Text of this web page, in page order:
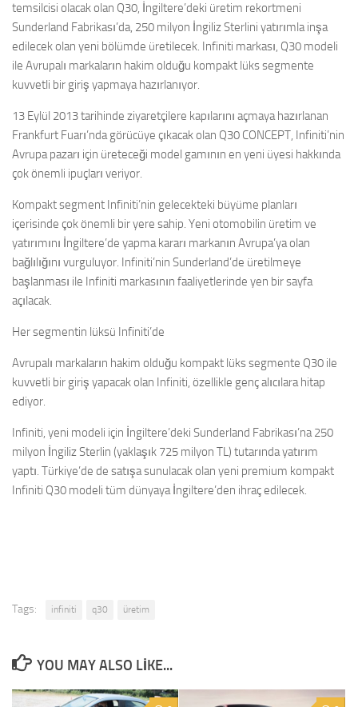
temsilcisi olacak olan Q30, İngiltere’deki üretim rekortmeni
Sunderland Fabrikası’da, 250 milyon İngiliz Sterlini yatırımla inşa
edilecek olan yeni bölümde üretilecek. Infiniti markası, Q30 modeli
ile Avrupalı markaların hakim olduğu kompakt lüks segmente
kuvvetli bir giriş yapmaya hazırlanıyor.
13 Eylül 2013 tarihinde ziyaretçilere kapılarını açmaya hazırlanan
Frankfurt Fuarı’nda görücüye çıkacak olan Q30 CONCEPT, Infiniti’nin
Avrupa pazarı için üreteceği model gamının en yeni üyesi hakkında
çok önemli ipuçları veriyor.
Kompakt segment Infiniti’nin gelecekteki büyüme planları
içerisinde çok önemli bir yere sahip. Yeni otomobilin üretim ve
yatırımını İngiltere’de yapma kararı markanın Avrupa’ya olan
bağlılığını vurguluyor. Infiniti’nin Sunderland’de üretilmeye
başlanması ile Infiniti markasının faaliyetlerinde yen bir sayfa
açılacak.
Her segmentin lüksü Infiniti’de
Avrupalı markaların hakim olduğu kompakt lüks segmente Q30 ile
kuvvetli bir giriş yapacak olan Infiniti, özellikle genç alıcılara hitap
ediyor.
Infiniti, yeni modeli için İngiltere’deki Sunderland Fabrikası’na 250
milyon İngiliz Sterlin (yaklaşık 725 milyon TL) tutarında yatırım
yaptı. Türkiye’de de satışa sunulacak olan yeni premium kompakt
Infiniti Q30 modeli tüm dünyaya İngiltere’den ihraç edilecek.
Tags: infiniti q30 üretim
YOU MAY ALSO LIKE...